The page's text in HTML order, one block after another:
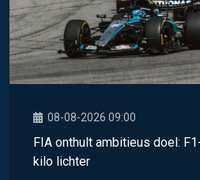
08-08-2026 09:00
FIA onthult ambitieus doel:
kilo lichter